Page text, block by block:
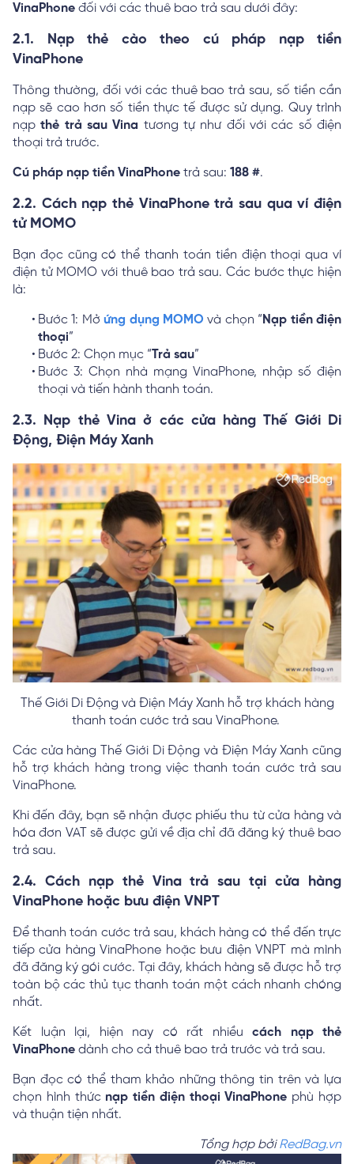
VinaPhone đối với các thuê bao trả sau dưới đây:
2.1. Nạp thẻ cào theo cú pháp nạp tiền
VinaPhone
Thông thường, đối với các thuê bao trả sau, số tiền cần
nạp sẽ cao hơn số tiền thực tế được sử dụng. Quy trình
nạpthẻ trả sau Vina tương tự như đối với các số điện
thoại trả trước.
Cú pháp nạp tiền VinaPhone trả sau: 188 #.
2.2. Cách nạp thẻ VinaPhone trả sau qua ví điện
tử MOMO
Bạn đọc cũng có thể thanh toán tiền điện thoại qua ví
điện tử MOMO với thuê bao trả sau. Các bước thực hiện
là:
Bước 1: Mởứng dụng MOMO và chọn “ Nạp tiền điện
thoại”
Bước 2: Chọn mục “Trả sau”
Bước 3: Chọn nhà mạng VinaPhone, nhập số điện
thoại và tiến hành thanh toán.
2.3. Nạp thẻ Vina ở các cửa hàng Thế Giới Di
Động, Điện Máy Xanh
Thế Giới Di Động và Điện Máy Xanh hỗ trợ khách hàng
thanh toán cước trả sau VinaPhone.
Các cửa hàng Thế Giới Di Động và Điện Máy Xanh cũng
hỗ trợ khách hàng trong việc thanh toán cước trả sau
VinaPhone.
Khi đến đây, bạn sẽ nhận được phiếu thu từ cửa hàng và
hóa đơn VAT sẽ được gửi về địa chỉ đã đăng ký thuê bao
trả sau.
2.4. Cách nạp thẻ Vina trả sau tại cửa hàng
VinaPhone hoặc bưu điện VNPT
Để thanh toán cước trả sau, khách hàng có thể đến trực
tiếp cửa hàng VinaPhone hoặc bưu điện VNPT mà mình
đã đăng ký gói cước. Tại đây, khách hàng sẽ được hỗ trợ
toàn bộ các thủ tục thanh toán một cách nhanh chóng
nhất.
Kết luận lại, hiện nay có rất nhiều cách nạp thẻ
VinaPhone dành cho cả thuê bao trả trước và trả sau.
Bạn đọc có thể tham khảo những thông tin trên và lựa
chọn hình thức nạp tiền điện thoại VinaPhone phù hợp
và thuận tiện nhất.
Tổng hợp bởiRedBag.vn